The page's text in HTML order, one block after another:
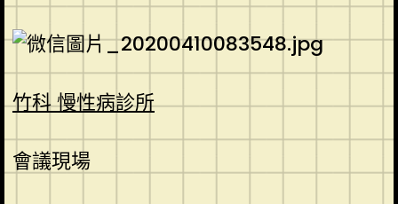
竹科 慢性病診所
會議現場